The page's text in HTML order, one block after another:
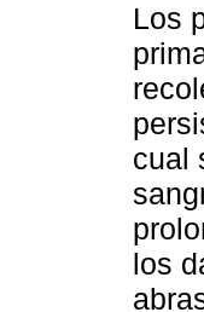
Los
cual
los